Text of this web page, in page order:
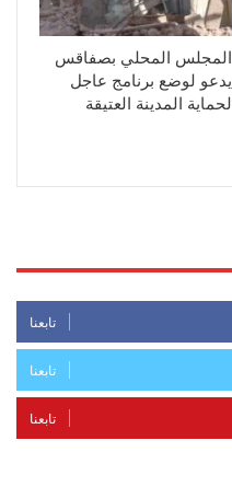
المجلس المحلي بصفاقس
يدعو لوضع برنامج عاجل
لحماية المدينة العتيقة
تابعنا
تابعنا
تابعنا